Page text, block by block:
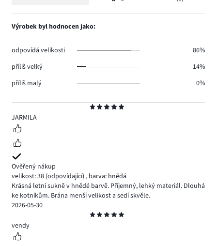
5
JARMILA
Ověřený nákup
velikost: 38 (odpovídající) , barva: hnědá
Krásná letní sukně v hnědé barvě. Příjemný, lehký materiál. Dlouhá
ke kotníkům. Brána menší velikost a sedí skvěle.
2026-05-30
5
vendy
Hodnocení
1,
Výrobek byl hodnocen jako:
odpovídá velikosti
86%
příliš velký
14%
příliš malý
0%